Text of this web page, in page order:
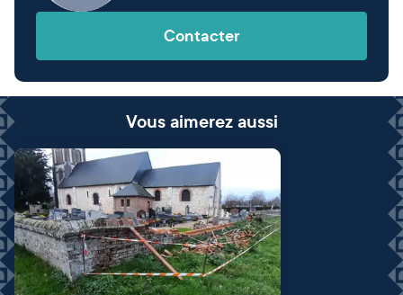
Contacter
Vous aimerez aussi